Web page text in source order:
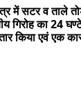
में सटर व ताले
गिरोह का 24
किया एवं एक